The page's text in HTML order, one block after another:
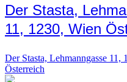
Der Stasta,
11, 1230, Wien
Der Stasta, Lehmanngasse 11,
Österreich